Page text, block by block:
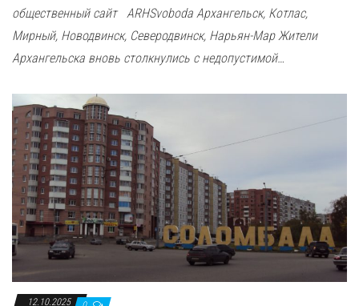
общественный сайт ARHSvoboda Архангельск, Котлас,
Мирный, Новодвинск, Северодвинск, Нарьян-Мар Жители
Архангельска вновь столкнулись с недопустимой…
12.10.2025